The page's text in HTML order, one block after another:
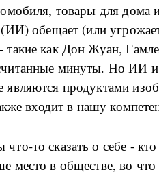
товары для дома
обещает (или
такие как Дон Жуан,
минуты. Но ИИ
продуктами
входит в нашу
то сказать о себе -
место в обществе, во